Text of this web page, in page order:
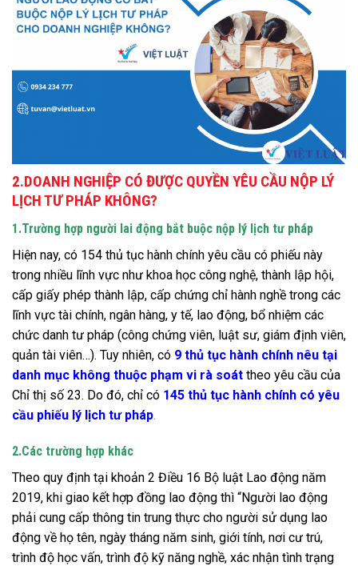
2.DOANH NGHIỆP CÓ ĐƯỢC QUYỀN YÊU CẦU NỘP LÝ
LỊCH TƯ PHÁP KHÔNG?
1.Trường hợp người lai động bắt buộc nộp lý lịch tư pháp
Hiện nay, có 154 thủ tục hành chính yêu cầu có phiếu này
trong nhiều lĩnh vực như khoa học công nghệ, thành lập hội,
cấp giấy phép thành lập, cấp chứng chỉ hành nghề trong các
lĩnh vực tài chính, ngân hàng, y tế, lao động, bổ nhiệm các
chức danh tư pháp (công chứng viên, luật sư, giám định viên,
quản tài viên…). Tuy nhiên, có 9 thủ tục hành chính nêu tại
danh mục không thuộc phạm vi rà soát theo yêu cầu của
Chỉ thị số 23. Do đó, chỉ có 145 thủ tục hành chính có yêu
cầu phiếu lý lịch tư pháp
2.Các trường hợp khác
Theo quy định tại khoản 2 Điều 16 Bộ luật Lao động năm
2019, khi giao kết hợp đồng lao động thì “Người lao động
phải cung cấp thông tin trung thực cho người sử dụng lao
động về họ tên, ngày tháng năm sinh, giới tính, nơi cư trú,
trình độ học vấn, trình độ kỹ năng nghề, xác nhận tình trạng